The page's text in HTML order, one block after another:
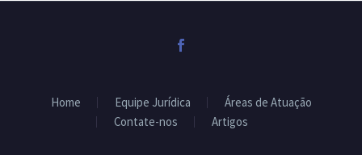
Home Equipe Jurídica
Áreas de Atuação
Contate-nos
Artigos